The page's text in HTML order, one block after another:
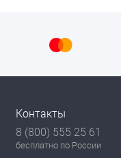
Контакты
8 (800) 555 25 61
бесплатно по России